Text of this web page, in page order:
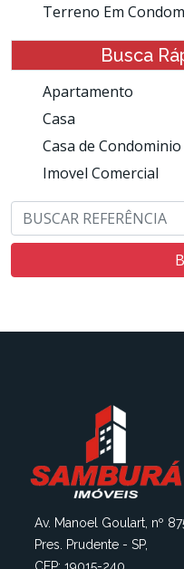
Terreno Em
Busca
Apartamento
Casa
Casa de Condominio
Imovel Comercial
Av. Manoel Goulart, nº
Pres. Prudente - SP,
CEP: 19015-240